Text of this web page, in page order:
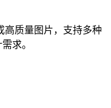
高质量图片，支持多种
求。